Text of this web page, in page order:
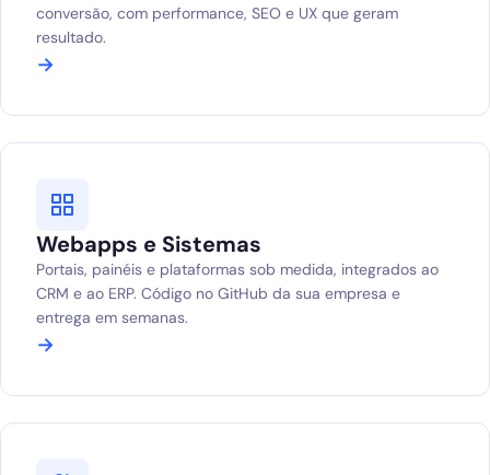
conversão, com performance, SEO e UX que geram
resultado.
→
Webapps e Sistemas
Portais, painéis e plataformas sob medida, integrados ao
CRM e ao ERP. Código no GitHub da sua empresa e
entrega em semanas.
→